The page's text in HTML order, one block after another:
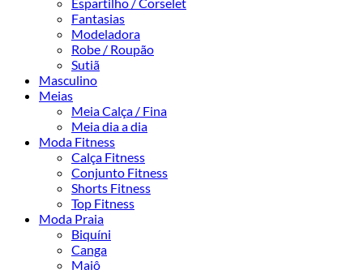
Espartilho / Corselet
Fantasias
Modeladora
Robe / Roupão
Sutiã
Masculino
Meias
Meia Calça / Fina
Meia dia a dia
Moda Fitness
Calça Fitness
Conjunto Fitness
Shorts Fitness
Top Fitness
Moda Praia
Biquíni
Canga
Maiô